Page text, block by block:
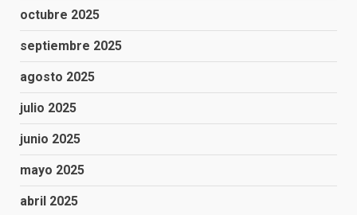
octubre 2025
septiembre 2025
agosto 2025
julio 2025
junio 2025
mayo 2025
abril 2025